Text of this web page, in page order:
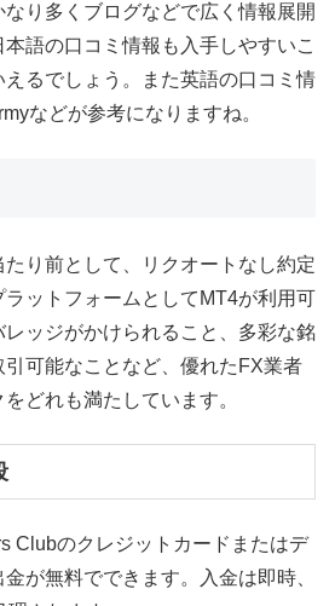
り多くブログなどで広く情報展開
語の口コミ情報も入手しやすいこ
るでしょう。また英語の口コミ情
などが参考になりますね。
り前として、リクオートなし約定
ットフォームとしてMT4が利用可
ッジがかけられること、多彩な銘
可能なことなど、優れたFX業者
どれも満たしています。
Clubのクレジットカードまたはデ
が無料でできます。入金は即時、